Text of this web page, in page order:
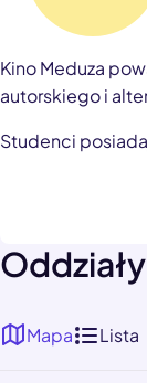
Kino Meduza
autorskiego i
Studenci
Oddziały
Mapa Lista